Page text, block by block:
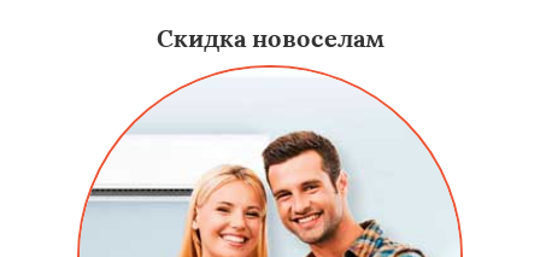
Скидка новоселам